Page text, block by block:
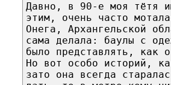
Давно, в 90-е моя тётя
этим, очень часто
Онега, Архангельской
сама делала: баулы с
было представлять, как
Но вот особо историй,
зато она всегда